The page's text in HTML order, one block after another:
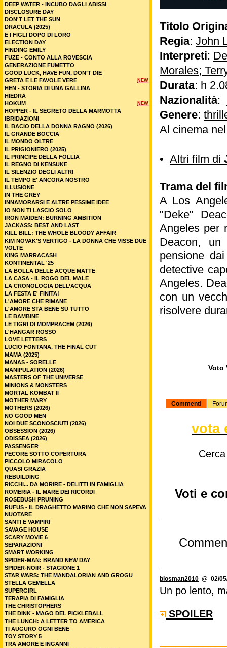
Titolo
Regia: John
Interpreti:
Morales;
Durata: h
Nazionalità:
Genere:
Al cinema
• Altri film di
Trama del
A Los
"Deke"
Angeles per
Deacon,
pensione
detective
Angeles.
con un
risolvere
Voto
Commenti
vota
Voti e
biosman2010 @ 02/
Un po lento,
SPOILER
DEEP WATER - INCUBO DAGLI ABISSI
DISCLOSURE DAY
DON'T LET THE SUN
DRACULA (2025)
E I FIGLI DOPO DI LORO
ELECTION DAY
FINDING EMILY
FUZE - CONTO ALLA ROVESCIA
GENERAZIONE FUMETTO
GOOD LUCK, HAVE FUN, DON’T DIE
NEW
GRETA E LE FAVOLE VERE
HEN - STORIA DI UNA GALLINA
HIEDRA
NEW
HOKUM
HOPPER - IL SEGRETO DELLA MARMOTTA
IBRIDAZIONI
IL BACIO DELLA DONNA RAGNO (2026)
IL GRANDE BOCCIA
IL MONDO OLTRE
IL PRIGIONIERO (2025)
IL PRINCIPE DELLA FOLLIA
IL REGNO DI KENSUKE
IL SILENZIO DEGLI ALTRI
IL TEMPO E' ANCORA NOSTRO
ILLUSIONE
IN THE GREY
INNAMORARSI E ALTRE PESSIME IDEE
IO NON TI LASCIO SOLO
IRON MAIDEN: BURNING AMBITION
JACKASS: BEST AND LAST
KILL BILL: THE WHOLE BLOODY AFFAIR
KIM NOVAK'S VERTIGO - LA DONNA CHE VISSE DUE
VOLTE
KING MARRACASH
KONTINENTAL '25
LA BOLLA DELLE ACQUE MATTE
LA CASA - IL ROGO DEL MALE
LA CRONOLOGIA DELL’ACQUA
LA FESTA E' FINITA!
L'AMORE CHE RIMANE
L'AMORE STA BENE SU TUTTO
LE BAMBINE
LE TIGRI DI MOMPRACEM (2026)
L'HANGAR ROSSO
LOVE LETTERS
LUCIO FONTANA, THE FINAL CUT
MAMA (2025)
MANAS - SORELLE
MANIPULATION (2026)
MASTERS OF THE UNIVERSE
MINIONS & MONSTERS
MORTAL KOMBAT II
MOTHER MARY
MOTHERS (2026)
NO GOOD MEN
NOI DUE SCONOSCIUTI (2026)
OBSESSION (2026)
ODISSEA (2026)
PASSENGER
PECORE SOTTO COPERTURA
PICCOLO MIRACOLO
QUASI GRAZIA
REBUILDING
RICCHI... DA MORIRE - DELITTI IN FAMIGLIA
ROMERIA - IL MARE DEI RICORDI
ROSEBUSH PRUNING
RUFUS - IL DRAGHETTO MARINO CHE NON SAPEVA
NUOTARE
SANTI E VAMPIRI
SAVAGE HOUSE
SCARY MOVIE 6
SEPARAZIONI
SMART WORKING
SPIDER-MAN: BRAND NEW DAY
SPIDER-NOIR - STAGIONE 1
STAR WARS: THE MANDALORIAN AND GROGU
STELLA GEMELLA
SUPERGIRL
TERAPIA DI FAMIGLIA
THE CHRISTOPHERS
THE DINK - MAGO DEL PICKLEBALL
THE LUNCH: A LETTER TO AMERICA
TI AUGURO OGNI BENE
TOY STORY 5
TRA AMORE E INGANNI